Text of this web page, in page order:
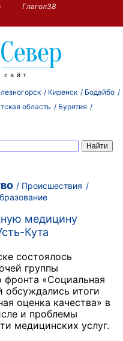
Глагол38
Киренск
Бодайбо
область
Бурятия
Происшествия
медицину
Кута
состоялось
группы
«Социальная
обсуждались итоги
оценка качества» в
и проблемы
медицинских услуг.